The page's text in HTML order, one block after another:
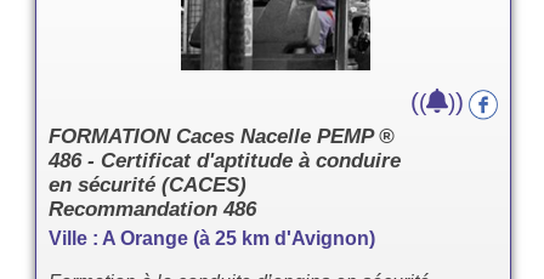
FORMATION Caces Nacelle PEMP ®
486 - Certificat d'aptitude à conduire
en sécurité (CACES)
Recommandation 486
Ville : A Orange (à 25 km d'Avignon)
(( ))